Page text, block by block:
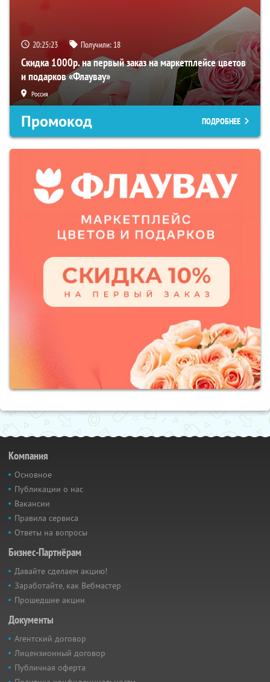
20:25:22 Получили: 18
Скидка 1000р. на первый заказ на маркетплейсе цветов
и подарков «Флаувау»
Россия
Промокод ПОДРОБНЕЕ
Компания
Основное
Публикации о нас
Вакансии
Правила сервиса
Ответы на вопросы
Бизнес-Партнёрам
Давайте сделаем акцию!
Заработайте, как Вебмастер
Прошедшие акции
Документы
Агентский договор
Лицензионный договор
Публичная оферта